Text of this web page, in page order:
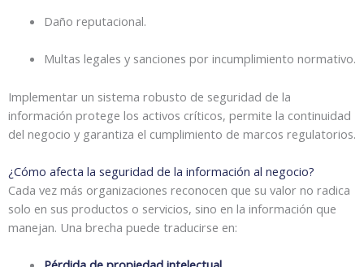
Daño reputacional.
Multas legales y sanciones por incumplimiento normativo.
Implementar un sistema robusto de seguridad de la
información protege los activos críticos, permite la continuidad
del negocio y garantiza el cumplimiento de marcos regulatorios.
¿Cómo afecta la seguridad de la información al negocio?
Cada vez más organizaciones reconocen que su valor no radica
solo en sus productos o servicios, sino en la información que
manejan. Una brecha puede traducirse en: